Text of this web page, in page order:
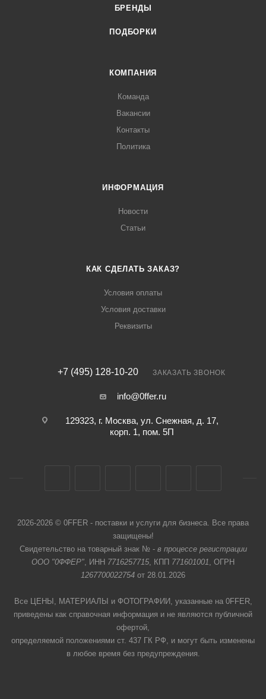
БРЕНДЫ
ПОДБОРКИ
КОМПАНИЯ
Команда
Вакансии
Контакты
Политика
ИНФОРМАЦИЯ
Новости
Статьи
КАК СДЕЛАТЬ ЗАКАЗ?
Условия оплаты
Условия доставки
Реквизиты
+7 (495) 128-10-20 ЗАКАЗАТЬ ЗВОНОК
info@0ffer.ru
129323, г. Москва, ул. Снежная, д. 17,
корп. 1, пом. 5П
2026-2026 © 0FFER - поставки и услуги для бизнеса. Все права
защищены!
Свидетельство на товарный знак № - в процессе регистрации
ООО "0ФФЕР", ИНН 7716257715, КПП 771601001, ОГРН
1267700022754 от 28.01.2026
Все ЦЕНЫ, МАТЕРИАЛЫ и ФОТОГРАФИИ, указанные на 0FFER,
приведены как справочная информация и не являются публичной
офертой,
определяемой положениями ст. 437 ГК РФ, и могут быть изменены
в любое время без предупреждения.